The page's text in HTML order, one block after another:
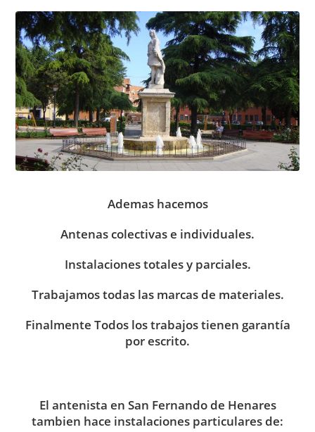
Ademas hacemos
Antenas colectivas e individuales.
Instalaciones totales y parciales.
Trabajamos todas las marcas de materiales.
Finalmente Todos los trabajos tienen garantía
por escrito.
El antenista en San Fernando de Henares
tambien hace instalaciones particulares de: